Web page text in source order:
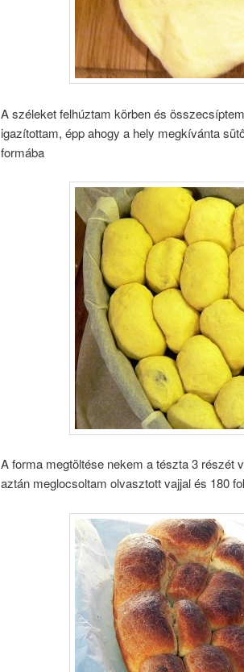
A széleket felhúztam körben és
igazítottam, épp ahogy a hely megkívánta
formába
A forma megtöltése nekem a tészta 3 részét
aztán meglocsoltam olvasztott vajjal és 180